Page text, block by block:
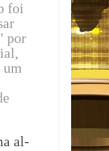
foi
por
um
al-